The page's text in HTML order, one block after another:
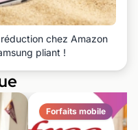
chez Amazon
pliant !
Forfaits mobile